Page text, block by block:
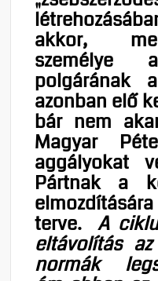
akkor,
személye
polgárának
azonban elő
bár nem
Magyar
aggályokat
Pártnak a
terve.A
eltávolítás
normák